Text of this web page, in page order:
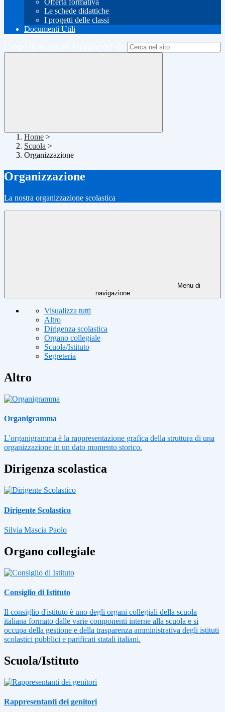
Offerta formativa
Le schede didattiche
I progetti delle classi
Documenti Utili
Home >
Scuola >
Organizzazione
Organizzazione
La nostra organizzazione scolastica
Menu di
navigazione
Visualizza tutti
Altro
Dirigenza scolastica
Organo collegiale
Scuola/Istituto
Segreteria
Altro
Organigramma
L'organigramma è la rappresentazione grafica della struttura di una
organizzazione in un dato momento storico.
Dirigenza scolastica
Dirigente Scolastico
Silvia Mascia Paolo
Organo collegiale
Consiglio di Istituto
Il consiglio d'istituto è uno degli organi collegiali della scuola
italiana formato dalle varie componenti interne alla scuola e si
occupa della gestione e della trasparenza amministrativa degli istituti
scolastici pubblici e parificati statali italiani.
Scuola/Istituto
Rappresentanti dei genitori